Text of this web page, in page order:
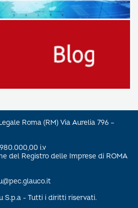
Roma (RM) Via Aurelia 796 –
i.v
del Registro delle Imprese di ROMA
S.p.a - Tutti i diritti riservati.